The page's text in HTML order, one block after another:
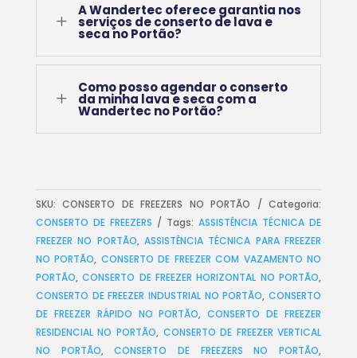
L
A Wandertec oferece garantia nos
serviços de conserto de lava e
seca no Portão?
L
Como posso agendar o conserto
da minha lava e seca com a
Wandertec no Portão?
SKU:CONSERTO DE FREEZERS NO PORTÃO
Categoria:
CONSERTO DE FREEZERS
Tags:ASSISTÊNCIA TÉCNICA DE
FREEZER NO PORTÃO, ASSISTÊNCIA TÉCNICA PARA FREEZER
NO PORTÃO, CONSERTO DE FREEZER COM VAZAMENTO NO
PORTÃO,CONSERTO DE FREEZER HORIZONTAL NO PORTÃO,
CONSERTO DE FREEZER INDUSTRIAL NO PORTÃO,CONSERTO
DE FREEZER RÁPIDO NO PORTÃO,CONSERTO DE FREEZER
RESIDENCIAL NO PORTÃO, CONSERTO DE FREEZER VERTICAL
NO PORTÃO,CONSERTO DE FREEZERS NO PORTÃO,